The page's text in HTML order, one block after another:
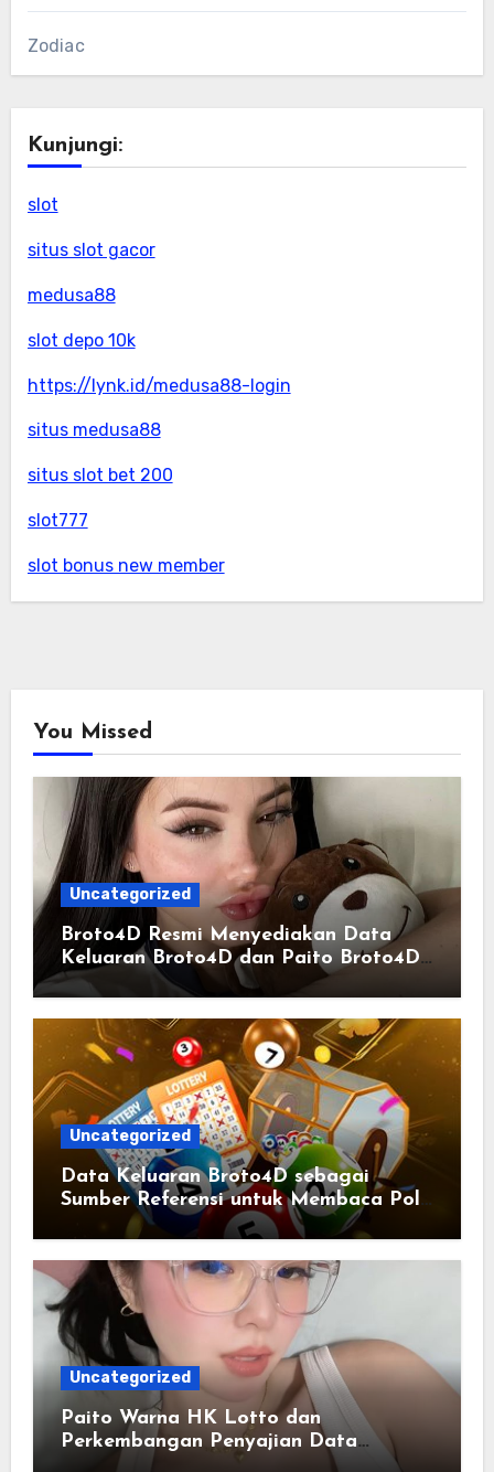
Zodiac
Kunjungi:
slot
situs slot gacor
medusa88
slot depo 10k
https://lynk.id/medusa88-login
situs medusa88
situs slot bet 200
slot777
slot bonus new member
You Missed
Uncategorized
Broto4D Resmi Menyediakan Data
Keluaran Broto4D dan Paito Broto4D
yang Selalu Diperbarui
Uncategorized
Data Keluaran Broto4D sebagai
Sumber Referensi untuk Membaca Pola
Statistik
Uncategorized
Paito Warna HK Lotto dan
Perkembangan Penyajian Data
Berbasis Warna